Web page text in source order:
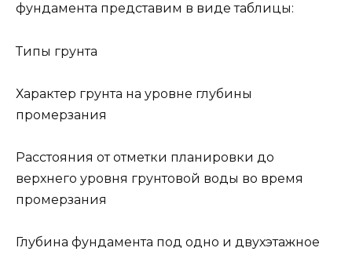
фундамента представим в виде таблицы:
Типы грунта
Характер грунта на уровне глубины
промерзания
Расстояния от отметки планировки до
верхнего уровня грунтовой воды во время
промерзания
Глубина фундамента под одно и двухэтажное